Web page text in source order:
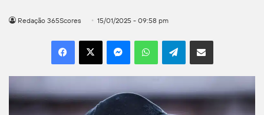
Redação 365Scores 15/01/2025 - 09:58 pm
Facebook
X MessengerWhatsAppTelegramCompartilhar por e-mail